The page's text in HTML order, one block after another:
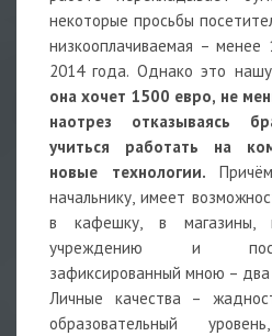
некоторые просьбы
низкооплачиваемая – менее
2014 года. Однако это
она хочет 1500 евро, не
наотрез отказываясь
учиться работать на
новые технологии.
начальнику, имеет
в кафешку, в магазины,
учреждению и
зафиксированный мною –
Личные качества –
образовательный